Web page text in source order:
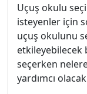
Uçuş okulu
isteyenler için
uçuş okulunu
etkileyebilecek
seçerken
yardımcı